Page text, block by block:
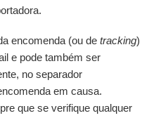
encomenda (ou de tracking)
e pode também ser
no separador
em causa.
que se verifique qualquer